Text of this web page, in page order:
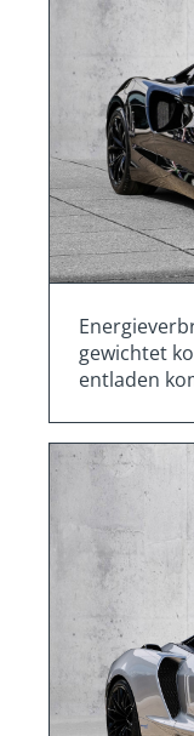
gewichtet
entladen